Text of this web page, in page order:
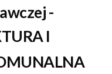
-
I